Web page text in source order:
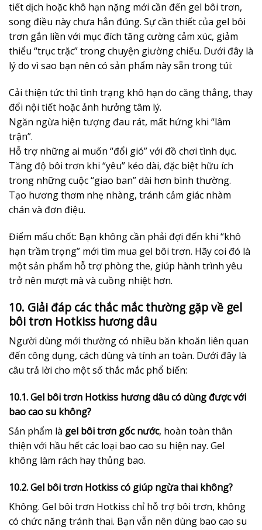
tiết dịch hoặc khô hạn nặng mới cần đến gel bôi trơn,
song điều này chưa hẳn đúng. Sự cần thiết của gel bôi
trơn gắn liền với mục đích tăng cường cảm xúc, giảm
thiểu “trục trặc” trong chuyện giường chiếu. Dưới đây là
lý do vì sao bạn nên có sản phẩm này sẵn trong túi:
Cải thiện tức thì tình trạng khô hạn do căng thẳng, thay
đổi nội tiết hoặc ảnh hưởng tâm lý.
Ngăn ngừa hiện tượng đau rát, mất hứng khi “lâm
trận”.
Hỗ trợ những ai muốn “đổi gió” với đồ chơi tình dục.
Tăng độ bôi trơn khi “yêu” kéo dài, đặc biệt hữu ích
trong những cuộc “giao ban” dài hơn bình thường.
Tạo hương thơm nhẹ nhàng, tránh cảm giác nhàm
chán và đơn điệu.
Điểm mấu chốt: Bạn không cần phải đợi đến khi “khô
hạn trầm trọng” mới tìm mua gel bôi trơn. Hãy coi đó là
một sản phẩm hỗ trợ phòng the, giúp hành trình yêu
trở nên mượt mà và cuồng nhiệt hơn.
10. Giải đáp các thắc mắc thường gặp về gel
bôi trơn Hotkiss hương dâu
Người dùng mới thường có nhiều băn khoăn liên quan
đến công dụng, cách dùng và tính an toàn. Dưới đây là
câu trả lời cho một số thắc mắc phổ biến:
10.1. Gel bôi trơn Hotkiss hương dâu có dùng được với
bao cao su không?
Sản phẩm là gel bôi trơn gốc nước, hoàn toàn thân
thiện với hầu hết các loại bao cao su hiện nay. Gel
không làm rách hay thủng bao.
10.2. Gel bôi trơn Hotkiss có giúp ngừa thai không?
Không. Gel bôi trơn Hotkiss chỉ hỗ trợ bôi trơn, không
có chức năng tránh thai. Bạn vẫn nên dùng bao cao su